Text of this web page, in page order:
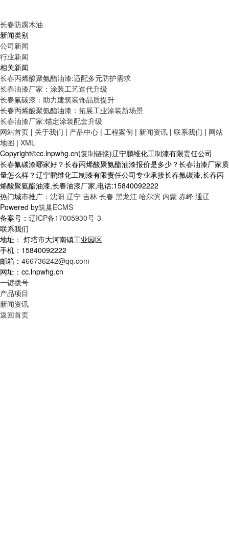
长春防腐木油
新闻类别
公司新闻
行业新闻
相关新闻
长春丙烯酸聚氨酯油漆:适配多元防护需求
长春油漆厂家：涂装工艺迭代升级
长春氟碳漆：助力建筑装饰品质提升
长春丙烯酸聚氨酯油漆：拓展工业涂装新场景
长春油漆厂家:锚定涂装配套升级
网站首页 | 关于我们 | 产品中心 | 工程案例 | 新闻资讯 | 联系我们 | 网站
地图 | XML
Copyright©cc.lnpwhg.cn(复制链接)辽宁鹏维化工制漆有限责任公司
长春氟碳漆哪家好？长春丙烯酸聚氨酯油漆报价是多少？长春油漆厂家质
量怎么样？辽宁鹏维化工制漆有限责任公司专业承接长春氟碳漆,长春丙
烯酸聚氨酯油漆,长春油漆厂家,电话:15840092222
热门城市推广： 沈阳 辽宁 吉林 长春 黑龙江 哈尔滨 内蒙 赤峰 通辽
Powered by筑巢ECMS
备案号： 辽ICP备17005930号-3
联系我们
地址： 灯塔市大河南镇工业园区
手机：15840092222
邮箱： 466736242@qq.com
网址：cc.lnpwhg.cn
一键拨号
产品项目
新闻资讯
返回首页